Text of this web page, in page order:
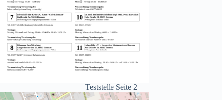
Teststelle Seite 2